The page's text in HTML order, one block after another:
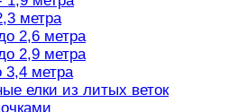
метра
2,6 метра
2,9 метра
3,4 метра
елки из литых веток